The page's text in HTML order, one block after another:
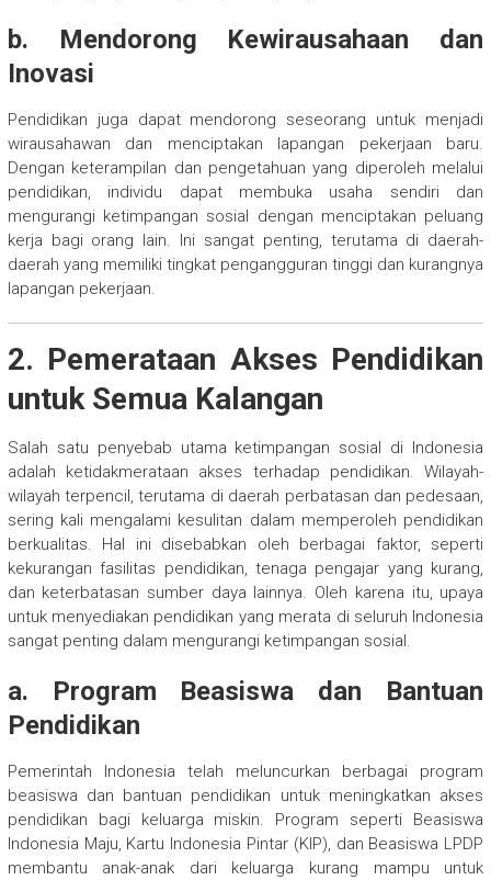
b. Mendorong Kewirausahaan dan
Inovasi
Pendidikan juga dapat mendorong seseorang untuk menjadi
wirausahawan dan menciptakan lapangan pekerjaan baru.
Dengan keterampilan dan pengetahuan yang diperoleh melalui
pendidikan, individu dapat membuka usaha sendiri dan
mengurangi ketimpangan sosial dengan menciptakan peluang
kerja bagi orang lain. Ini sangat penting, terutama di daerah-
daerah yang memiliki tingkat pengangguran tinggi dan kurangnya
lapangan pekerjaan.
2. Pemerataan Akses Pendidikan
untuk Semua Kalangan
Salah satu penyebab utama ketimpangan sosial di Indonesia
adalah ketidakmerataan akses terhadap pendidikan. Wilayah-
wilayah terpencil, terutama di daerah perbatasan dan pedesaan,
sering kali mengalami kesulitan dalam memperoleh pendidikan
berkualitas. Hal ini disebabkan oleh berbagai faktor, seperti
kekurangan fasilitas pendidikan, tenaga pengajar yang kurang,
dan keterbatasan sumber daya lainnya. Oleh karena itu, upaya
untuk menyediakan pendidikan yang merata di seluruh Indonesia
sangat penting dalam mengurangi ketimpangan sosial.
a. Program Beasiswa dan Bantuan
Pendidikan
Pemerintah Indonesia telah meluncurkan berbagai program
beasiswa dan bantuan pendidikan untuk meningkatkan akses
pendidikan bagi keluarga miskin. Program seperti Beasiswa
Indonesia Maju, Kartu Indonesia Pintar (KIP), dan Beasiswa LPDP
membantu anak-anak dari keluarga kurang mampu untuk